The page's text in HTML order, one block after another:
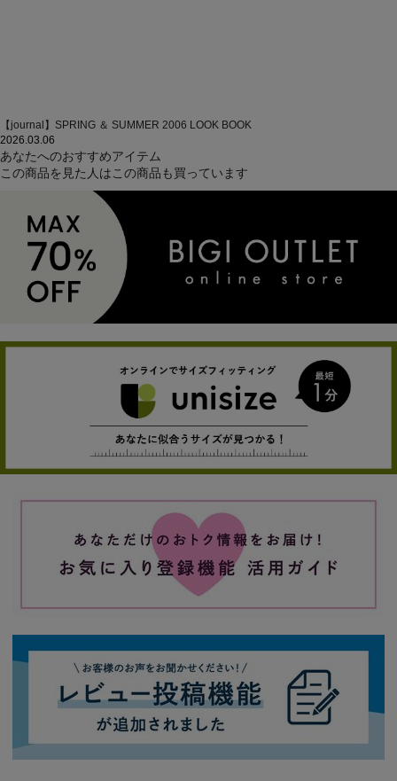
【journal】SPRING ＆ SUMMER 2006 LOOK BOOK
2026.03.06
あなたへのおすすめアイテム
この商品を見た人はこの商品も買っています